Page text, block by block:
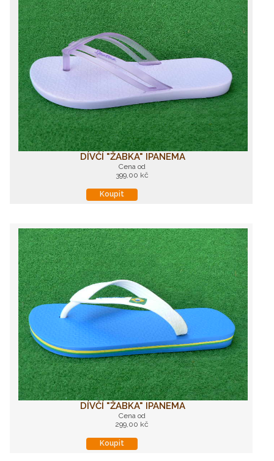
DÍVČÍ "ŽABKA" IPANEMA
Cena od
399,00 kč
Koupit
DÍVČÍ "ŽABKA" IPANEMA
Cena od
299,00 kč
Koupit